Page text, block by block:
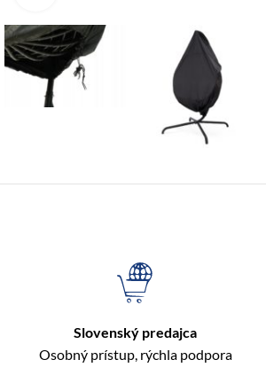
Slovenský predajca
Osobný prístup, rýchla podpora